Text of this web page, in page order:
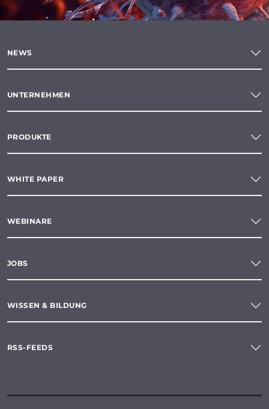
NEWS
UNTERNEHMEN
PRODUKTE
WHITE PAPER
WEBINARE
JOBS
WISSEN & BILDUNG
RSS-FEEDS